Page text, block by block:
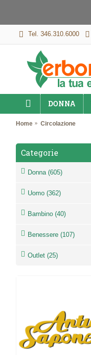
Tel. 346.310.6000
DONNA
Home Circolazione
Categorie
Donna (605)
Uomo (362)
Bambino (40)
Benessere (107)
Outlet (25)